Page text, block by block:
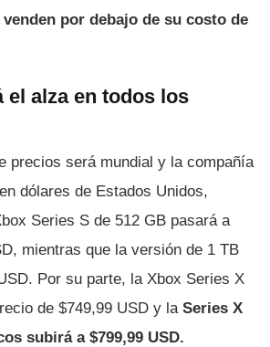
por debajo de su costo de
el alza en todos los
precios será mundial y la compañía
dólares de Estados Unidos,
Series S de 512 GB pasará a
mientras que la versión de 1 TB
Por su parte, la Xbox Series X
de $749,99 USD y laSeries X
subirá a $799,99 USD.